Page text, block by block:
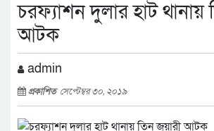
চরফ্যাশন দুলার হাট থানায়
আটক
admin
প্রকাশিত সেপ্টেম্বর ৩০, ২০১৯